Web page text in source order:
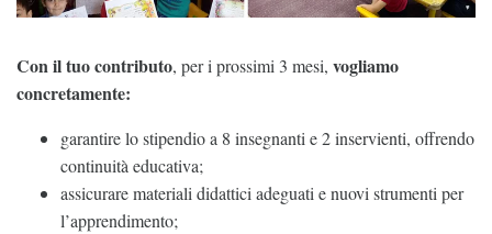
Con il tuo contributo, per i prossimi 3 mesi, vogliamo
concretamente:
garantire lo stipendio a 8 insegnanti e 2 inservienti, offrendo
continuità educativa;
assicurare materiali didattici adeguati e nuovi strumenti per
l’apprendimento;